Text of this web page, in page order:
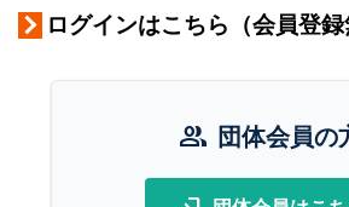
ログインはこちら（会員登録
group 団体会員の